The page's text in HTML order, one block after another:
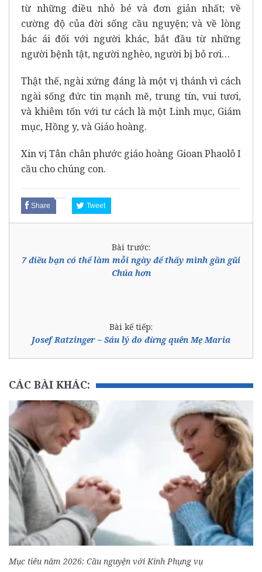
từ những điều nhỏ bé và đơn giản nhất; về
cường độ của đời sống cầu nguyện; và về lòng
bác ái đối với người khác, bắt đầu từ những
người bệnh tật, người nghèo, người bị bỏ rơi…
Thật thế, ngài xứng đáng là một vị thánh vì cách
ngài sống đức tin mạnh mẽ, trung tín, vui tươi,
và khiêm tốn với tư cách là một Linh mục, Giám
mục, Hồng y, và Giáo hoàng.
Xin vị Tân chân phước giáo hoàng Gioan Phaolô I
cầu cho chúng con.
Share Tweet
Bài trước:
7 điều bạn có thể làm mỗi ngày để thấy mình gần gũi
Chúa hơn
Bài kế tiếp:
Josef Ratzinger – Sáu lý do đừng quên Mẹ Maria
CÁC BÀI KHÁC:
Mục tiêu năm 2026: Cầu nguyện với Kinh Phụng vụ